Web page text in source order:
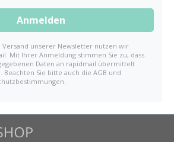
Anmelden
Versand unserer Newsletter nutzen wir
Mit Ihrer Anmeldung stimmen Sie zu, dass
Daten an rapidmail übermittelt
Beachten Sie bitte auch die AGB und